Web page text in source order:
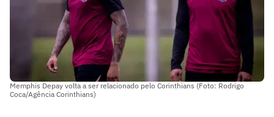
Memphis Depay volta a ser relacionado pelo Corinthians (Foto: Rodrigo
Coca/Agência Corinthians)